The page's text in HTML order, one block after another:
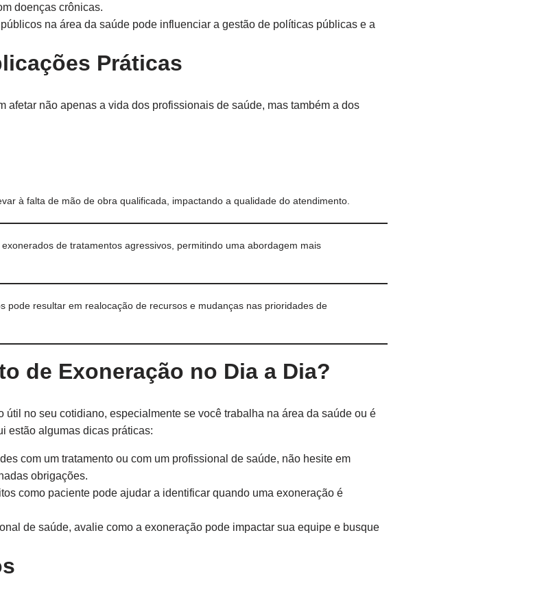
doenças crônicas.
na área da saúde pode influenciar a gestão de políticas públicas e a
Práticas
afetar não apenas a vida dos profissionais de saúde, mas também a dos
à falta de mão de obra qualificada, impactando a qualidade do atendimento.
de tratamentos agressivos, permitindo uma abordagem mais
pode resultar em realocação de recursos e mudanças nas prioridades de
de Exoneração no Dia a Dia?
útil no seu cotidiano, especialmente se você trabalha na área da saúde ou é
estão algumas dicas práticas:
com um tratamento ou com um profissional de saúde, não hesite em
obrigações.
como paciente pode ajudar a identificar quando uma exoneração é
de saúde, avalie como a exoneração pode impactar sua equipe e busque